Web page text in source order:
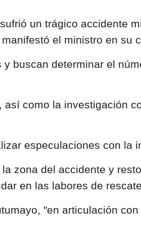
un trágico accidente
el ministro en su
buscan determinar el
como la investigación
especulaciones con la
zona del accidente y
en las labores de
"en articulación